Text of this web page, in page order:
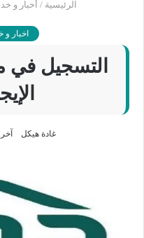
الرئيسية / أخبار و
اخبار و
التسجيل في
الإيجار
غادة هيكل آخر